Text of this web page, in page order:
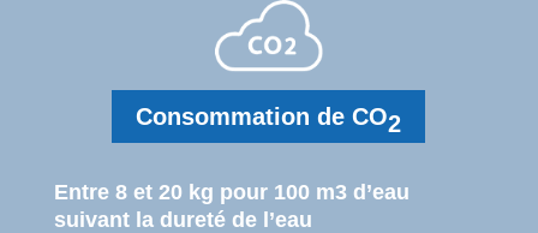
Consommation de CO2
Entre 8 et 20 kg pour 100 m3 d’eau
suivant la dureté de l’eau